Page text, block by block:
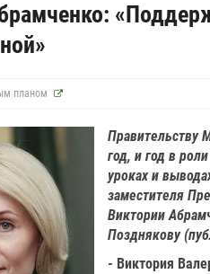
планом
Правительству
год, и год в
уроках и
заместителя
Виктории
Позднякову
- Виктория